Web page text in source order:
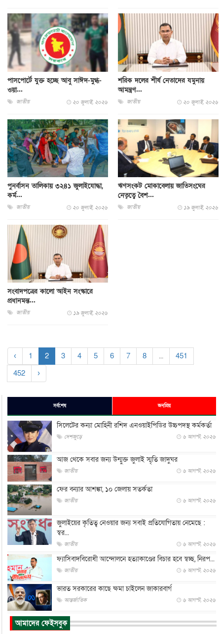
পাসপোর্টে যুক্ত হচ্ছে আবু সাঈদ-মুগ্ধ-
ওয়া...
জাতীয় ২০ জুলাই, ২০২৬
শরিক দলের শীর্ষ নেতাদের যমুনায়
আমন্ত্রণ...
জাতীয় ২০ জুলাই, ২০২৬
পুনর্বাসন তালিকায় ৩২৪১ জুলাইযোদ্ধা,
কর্ম...
জাতীয় ২০ জুলাই, ২০২৬
ঋণসংকট মোকাবেলায় জাতিসংঘের
নেতৃত্বে বৈশ...
জাতীয় ১৯ জুলাই, ২০২৬
সংবাদপত্রের কালো আইন সংস্কারে
প্রধানমন্ত...
জাতীয় ১৯ জুলাই, ২০২৬
‹ 1 2 3 4 5 6 7 8 ...
451
452
›
সর্বশেষ জনপ্রিয়
সিলেটের কন্যা মোহিনী রশিদ এনওয়াইপিডির উচ্চপদস্থ কর্মকর্তা
দেশজুড়ে ৬ আগস্ট, ২০২৬
আজ থেকে সবার জন্য উন্মুক্ত জুলাই স্মৃতি জাদুঘর
জাতীয় ৬ আগস্ট, ২০২৬
ফের বন্যার আশঙ্কা, ১০ জেলায় সতর্কতা
জাতীয় ৬ আগস্ট, ২০২৬
জুলাইয়ের কৃতিত্ব নেওয়ার জন্য সবাই প্রতিযোগিতায় নেমেছে :
স্বর...
জাতীয় ৬ আগস্ট, ২০২৬
ফ্যাসিবাদবিরোধী আন্দোলনে হত্যাকাণ্ডের বিচার হবে স্বচ্ছ, নিরপ...
জাতীয় ৬ আগস্ট, ২০২৬
ভারত সরকারের কাছে ক্ষমা চাইলেন জাকারবার্গ
আন্তর্জাতিক ৬ আগস্ট, ২০২৬
আকাশে ট্রাম্পের হেলিকপ্টার ও যাত্রীবাহী বিমান মুখোমুখি, তদন্...
আন্তর্জাতিক
আমাদের ফেইসবুক